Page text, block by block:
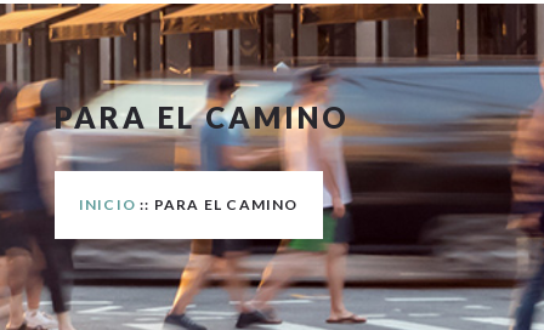
PARA EL CAMINO
INICIO :: PARA EL CAMINO